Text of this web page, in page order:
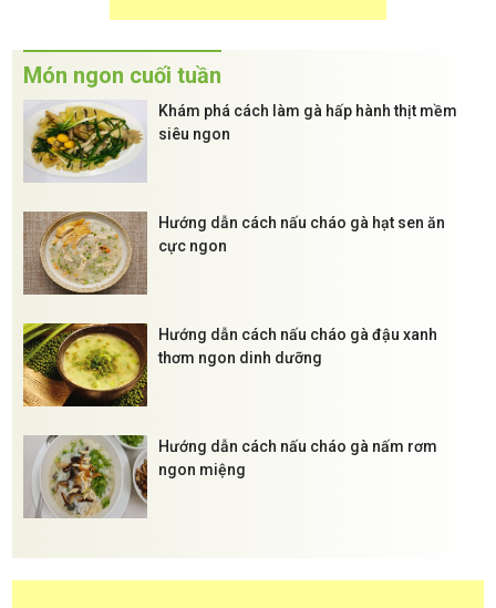
Món ngon cuối tuần
Khám phá cách làm gà hấp hành thịt mềm
siêu ngon
Hướng dẫn cách nấu cháo gà hạt sen ăn
cực ngon
Hướng dẫn cách nấu cháo gà đậu xanh
thơm ngon dinh dưỡng
Hướng dẫn cách nấu cháo gà nấm rơm
ngon miệng